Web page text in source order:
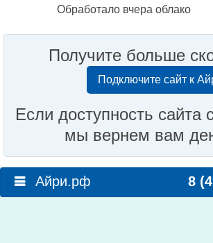
Обработало вчера облако
Получите больше
Подключите сайт к
Если доступность сайта
мы вернем вам
Айри.рф 8